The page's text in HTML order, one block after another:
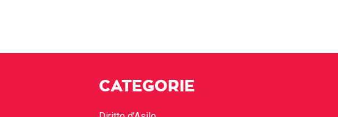
CATEGORIE